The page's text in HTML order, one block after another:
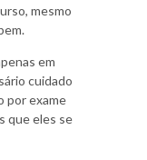
mesmo
em
cuidado
por exame
que eles se